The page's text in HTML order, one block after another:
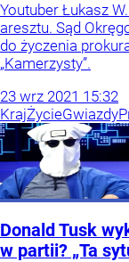
Youtuber Łukasz
aresztu. Sąd
do życzenia
„Kamerzysty”.
23 wrz 2021 15:32
KrajŻycieGwiazdy
Donald Tusk
w partii? „Ta